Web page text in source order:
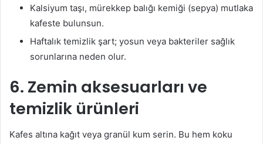
Kalsiyum taşı, mürekkep balığı kemiği (sepya) mutlaka
kafeste bulunsun.
Haftalık temizlik şart; yosun veya bakteriler sağlık
sorunlarına neden olur.
6. Zemin aksesuarları ve
temizlik ürünleri
Kafes altına kağıt veya granül kum serin. Bu hem koku